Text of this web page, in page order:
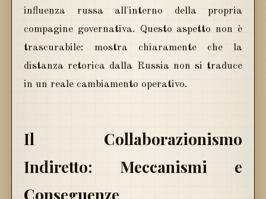
influenza russa all'interno della propria
compagine governativa. Questo aspetto non è
trascurabile: mostra chiaramente che la
distanza retorica dalla Russia non si traduce
in un reale cambiamento operativo.
Il Collaborazionismo
Indiretto: Meccanismi e
Conseguenze